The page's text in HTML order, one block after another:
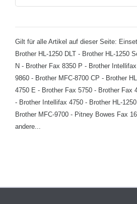
Gilt für alle Artikel auf dieser Seite:
Brother HL-1250 DLT - Brother HL-1250
N - Brother Fax 8350 P - Brother
9860 - Brother MFC-8700 CP - Brother
4750 E - Brother Fax 5750 - Brother Fax
- Brother Intellifax 4750 - Brother HL-
Brother MFC-9700 - Pitney Bowes Fax
andere...